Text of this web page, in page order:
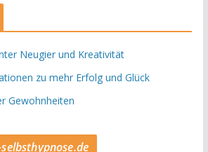
Neugier und Kreativität
zu mehr Erfolg und Glück
Gewohnheiten